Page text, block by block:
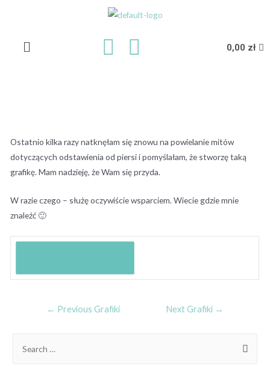
0,00 zł
Ostatnio kilka razy natknęłam się znowu na powielanie mitów
dotyczących odstawienia od piersi i pomyślałam, że stworzę taką
grafikę. Mam nadzieję, że Wam się przyda.
W razie czego – służę oczywiście wsparciem. Wiecie gdzie mnie
znaleźć 🙂
← Previous Grafiki Next Grafiki →